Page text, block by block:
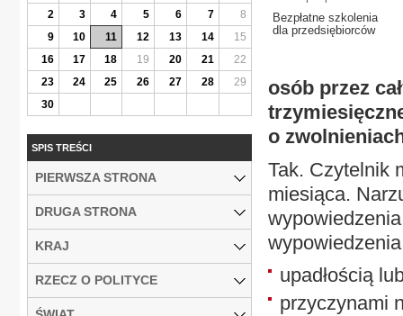
Bezpłatne szkolenia
dla przedsiębiorców
osób przez
o
Tak. Czytelnik
miesiąca.
upadłością
przyczynami
2
3 4 5 6 7
8
9
10 11 12 13 14
15
16
17 18 19 20 21
22
23
24 25 26 27 28
29
30
SPIS TREŚCI
PIERWSZA STRONA
DRUGA STRONA
KRAJ
RZECZ O POLITYCE